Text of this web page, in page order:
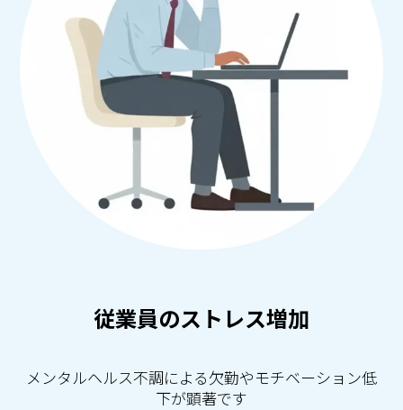
従業員のストレス増加
メンタルヘルス不調による欠勤やモチベーション低
下が顕著です